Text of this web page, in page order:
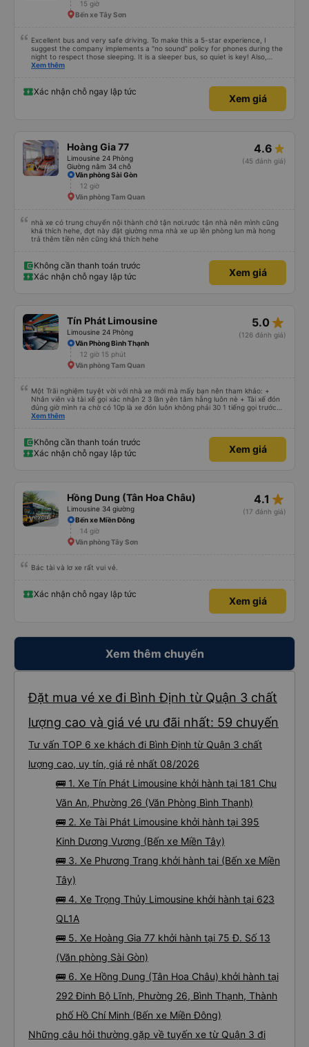
15 giờ
Bến xe Tây Sơn
Excellent bus and very safe driving. To make this a 5-star experience, I
suggest the company implements a "no sound" policy for phones during the
night to respect those sleeping. It is a sleeper bus, so quiet is key! Also,
please display the Wi-Fi password clearly inside the cabin for convenience. I
quy định rõ ràng về việc giữ im lặng (tắt âm thanh điện thoại) vào ban đêm
để tránh làm phiền hành khách khác ngủ. Ngoài ra, nhà xe nên dán sẵn mật
khẩu Wi-Fi trong xe để hành khách dễ dàng sử dụng. Tôi vẫn sẽ tiếp tục ủng
Xem thêm
Xác nhận chỗ ngay lập tức
Xem giá
Hoàng Gia 77
Limousine 24 Phòng
Giường nằm 34 chỗ
4.6
(45 đánh giá)
Văn phòng Sài Gòn
12 giờ
Văn phòng Tam Quan
nhà xe có trung chuyển nội thành chở tận nơi.rước tận nhà nên mình cũng
khá thích hehe, đợt này đặt giường nma nhà xe up lên phòng lun mà hong
trả thêm tiền nên cũng khá thích hehe
Không cần thanh toán trước
Xác nhận chỗ ngay lập tức
Xem giá
Tín Phát Limousine
Limousine 24 Phòng
5.0 star_rate
(126 đánh giá)
Văn Phòng Bình Thạnh
12 giờ 15 phút
Văn phòng Tam Quan
Một Trãi nghiệm tuyệt vời với nhà xe mới mà mấy bạn nên tham khảo: +
Nhân viên và tài xế gọi xác nhận 2 3 lần yên tâm hẵng luôn nè + Tài xế đón
đúng giờ mình ra chờ có 10p là xe đón luôn không phải 30 1 tiếng gọi trước
đợi cực + Xe mới, xịn, thơm và Đặt biệt là cực kỳ ưng mền gối trên xe luôn
trên không bị vướng chân như các xe khác mình từng đi + Tài xế lơ xe nhiệt
tình hỗ trợ hỏi đón trả cực bao nhiệt tình nhẹ nhàn luôn nha + Trên xe còn
có bánh nước, khăn lạnh. Tới trạm tài xế còn tinh ý chuẩn bị thêm khăn lạnh
Xem thêm
Không cần thanh toán trước
Xác nhận chỗ ngay lập tức
Xem giá
Hồng Dung (Tân Hoa Châu)
Limousine 34 giường
4.1 star_rate
(17 đánh giá)
Bến xe Miền Đông
14 giờ
Văn phòng Tây Sơn
Bác tài và lơ xe rất vui vẻ.
Xác nhận chỗ ngay lập tức
Xem giá
Xem thêm chuyến
Đặt mua vé xe đi Bình Định từ Quận 3 chất
lượng cao và giá vé ưu đãi nhất: 59 chuyến
Tư vấn TOP 6 xe khách đi Bình Định từ Quận 3 chất
lượng cao, uy tín, giá rẻ nhất 08/2026
🚌 1. Xe Tín Phát Limousine khởi hành tại 181 Chu
Văn An, Phường 26 (Văn Phòng Bình Thạnh)
🚌 2. Xe Tài Phát Limousine khởi hành tại 395
Kinh Dương Vương (Bến xe Miền Tây)
🚌 3. Xe Phương Trang khởi hành tại (Bến xe Miền
Tây)
🚌 4. Xe Trọng Thủy Limousine khởi hành tại 623
QL1A
🚌 5. Xe Hoàng Gia 77 khởi hành tại 75 Đ. Số 13
(Văn phòng Sài Gòn)
🚌 6. Xe Hồng Dung (Tân Hoa Châu) khởi hành tại
292 Đinh Bộ Lĩnh, Phường 26, Bình Thạnh, Thành
phố Hồ Chí Minh (Bến xe Miền Đông)
Những câu hỏi thường gặp về tuyến xe từ Quận 3 đi